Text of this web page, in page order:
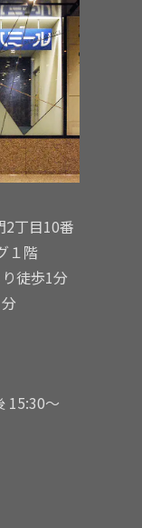
丁目10番
１階
徒歩1分
〜